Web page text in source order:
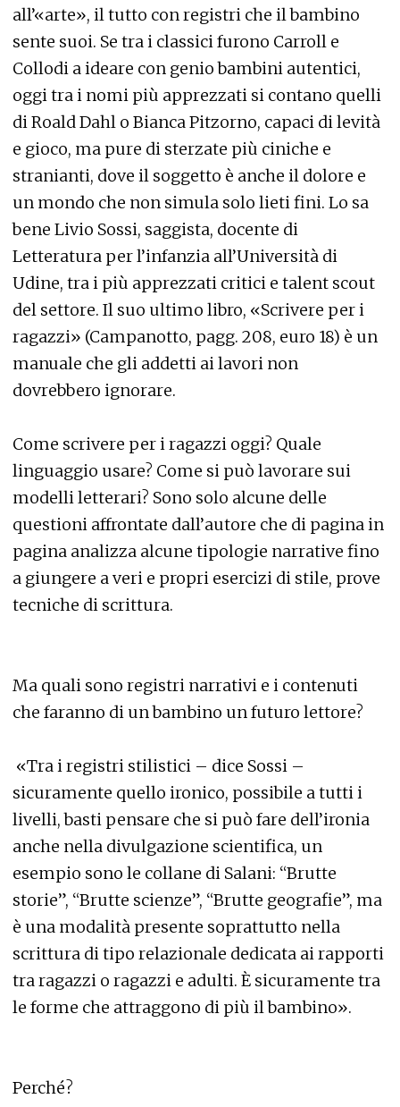
all’«arte», il tutto con registri che il bambino
sente suoi. Se tra i classici furono Carroll e
Collodi a ideare con genio bambini autentici,
oggi tra i nomi più apprezzati si contano quelli
di Roald Dahl o Bianca Pitzorno, capaci di levità
e gioco, ma pure di sterzate più ciniche e
stranianti, dove il soggetto è anche il dolore e
un mondo che non simula solo lieti fini. Lo sa
bene Livio Sossi, saggista, docente di
Letteratura per l’infanzia all’Università di
Udine, tra i più apprezzati critici e talent scout
del settore. Il suo ultimo libro, «Scrivere per i
ragazzi» (Campanotto, pagg. 208, euro 18) è un
manuale che gli addetti ai lavori non
dovrebbero ignorare.
Come scrivere per i ragazzi oggi? Quale
linguaggio usare? Come si può lavorare sui
modelli letterari? Sono solo alcune delle
questioni affrontate dall’autore che di pagina in
pagina analizza alcune tipologie narrative fino
a giungere a veri e propri esercizi di stile, prove
tecniche di scrittura.
Ma quali sono registri narrativi e i contenuti
che faranno di un bambino un futuro lettore?
«Tra i registri stilistici – dice Sossi –
sicuramente quello ironico, possibile a tutti i
livelli, basti pensare che si può fare dell’ironia
anche nella divulgazione scientifica, un
esempio sono le collane di Salani: “Brutte
storie”, “Brutte scienze”, “Brutte geografie”, ma
è una modalità presente soprattutto nella
scrittura di tipo relazionale dedicata ai rapporti
tra ragazzi o ragazzi e adulti. È sicuramente tra
le forme che attraggono di più il bambino».
Perché?